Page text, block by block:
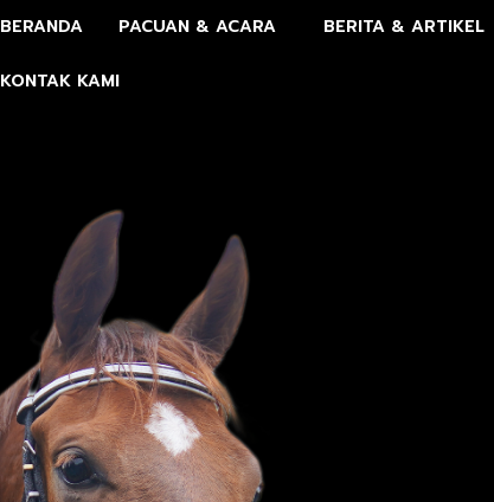
BERANDA PACUAN & ACARA BERITA & ARTIKEL
KONTAK KAMI